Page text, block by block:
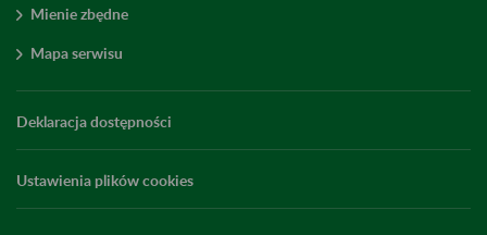
Mienie zbędne
Mapa serwisu
Deklaracja dostępności
Ustawienia plików cookies